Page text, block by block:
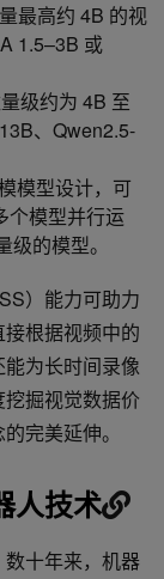
最高约 4B 的视
1.5–3B 或
级约为 4B 至
、Qwen2.5-
模型设计，可
个模型并行运
的模型。
）能力可助力
根据视频中的
为长时间录像
掘视觉数据价
完美延伸。
人技术
十年来，机器